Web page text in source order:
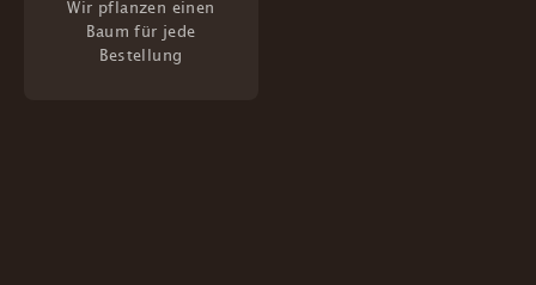
Wir pflanzen einen
Baum für jede
Bestellung